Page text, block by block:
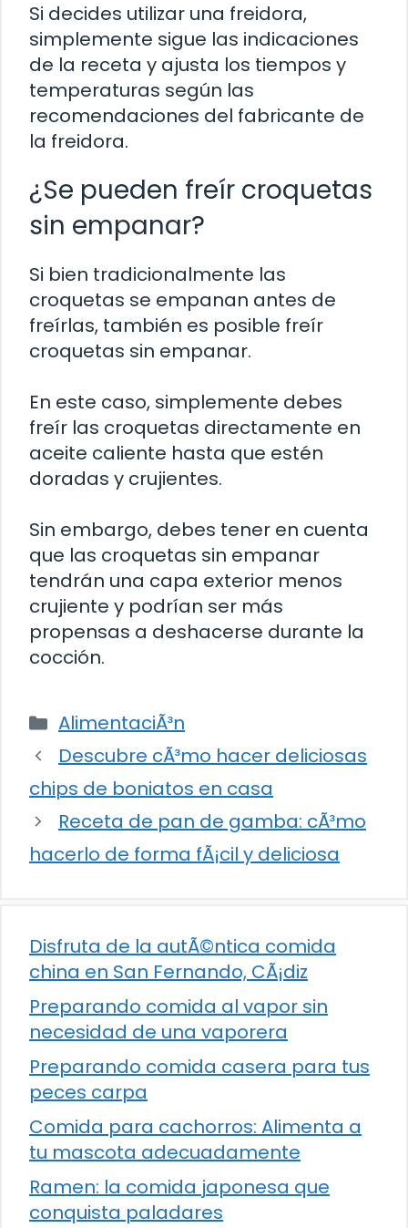
Si decides utilizar una freidora,
simplemente sigue las indicaciones
de la receta y ajusta los tiempos y
temperaturas según las
recomendaciones del fabricante de
la freidora.
¿Se pueden freír croquetas
sin empanar?
Si bien tradicionalmente las
croquetas se empanan antes de
freírlas, también es posible freír
croquetas sin empanar.
En este caso, simplemente debes
freír las croquetas directamente en
aceite caliente hasta que estén
doradas y crujientes.
Sin embargo, debes tener en cuenta
que las croquetas sin empanar
tendrán una capa exterior menos
crujiente y podrían ser más
propensas a deshacerse durante la
cocción.
Categorías
AlimentaciÃ³n
Descubre cÃ³mo hacer deliciosas
chips de boniatos en casa
Receta de pan de gamba: cÃ³mo
hacerlo de forma fÃ¡cil y deliciosa
Disfruta de la autÃ©ntica comida
china en San Fernando, CÃ¡diz
Preparando comida al vapor sin
necesidad de una vaporera
Preparando comida casera para tus
peces carpa
Comida para cachorros: Alimenta a
tu mascota adecuadamente
Ramen: la comida japonesa que
conquista paladares